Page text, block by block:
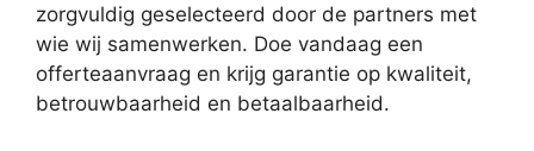
zorgvuldig geselecteerd door de partners met
wie wij samenwerken. Doe vandaag een
offerteaanvraag en krijg garantie op kwaliteit,
betrouwbaarheid en betaalbaarheid.